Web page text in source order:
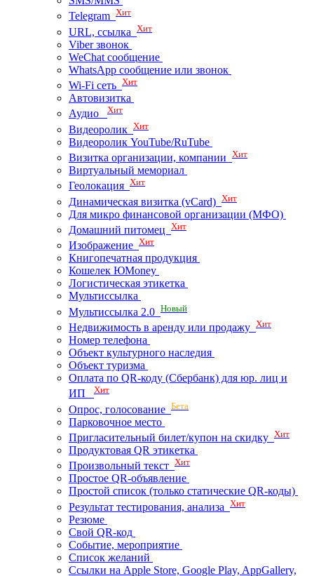
Telegram Хит
URL, ссылка Хит
Viber звонок
WeChat сообщение
WhatsApp сообщение или звонок
Wi-Fi сеть Хит
Автовизитка
Аудио Хит
Видеоролик Хит
Видеоролик YouTube/RuTube
Визитка организации, компании Хит
Виртуальный мемориал
Геолокация Хит
Динамическая визитка (vCard) Хит
Для микро финансовой организации (МФО)
Домашний питомец Хит
Изображение Хит
Книгопечатная продукция
Кошелек ЮMoney
Логистическая этикетка
Мультиссылка
Мультиссылка 2.0 Новый
Недвижимость в аренду или продажу Хит
Номер телефона
Объект культурного наследия
Объект туризма
Оплата по QR-коду (Сбербанк) для юр. лиц и
ИП Хит
Опрос, голосование Бета
Парковочное место
Пригласительный билет/купон на скидку Хит
Продуктовая QR этикетка
Произвольный текст Хит
Простое QR-объявление
Простой список (только статические QR-коды)
Результат тестирования, анализа Хит
Резюме
Свой QR-код
Событие, мероприятие
Список желаний
Ссылки на Apple Store, Google Play, AppGallery,